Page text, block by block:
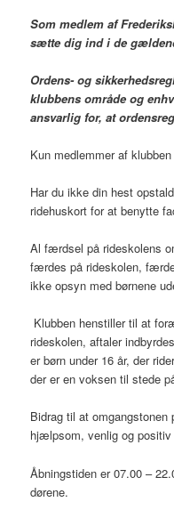
Som medlem af
sætte dig ind i de
Ordens- og
klubbens område og
ansvarlig for, at
Kun medlemmer af
Har du ikke din hest
ridehuskort for at benytte
Al færdsel på rideskolens
færdes på rideskolen,
ikke opsyn med børnene
Klubben henstiller til at
rideskolen, aftaler
er børn under 16 år, der
der er en voksen til stede
Bidrag til at omgangstonen
hjælpsom, venlig og
Åbningstiden er 07.00 –
dørene.